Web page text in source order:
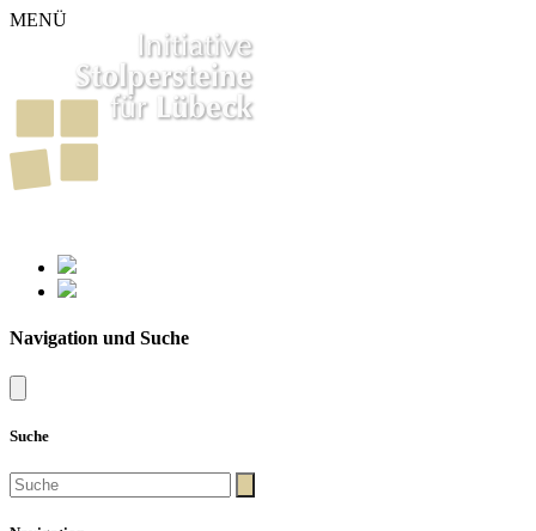
MENÜ
Navigation und Suche
Suche